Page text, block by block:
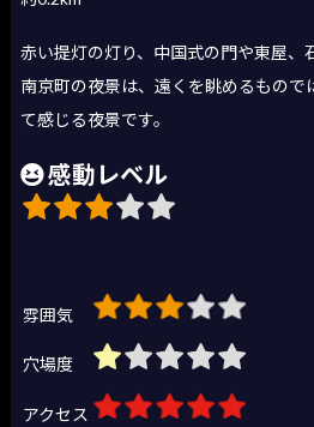
赤い提灯の灯り、中国式の門や東屋、
南京町の夜景は、遠くを眺めるもので
て感じる夜景です。
感動レベル
雰囲気
穴場度
アクセス